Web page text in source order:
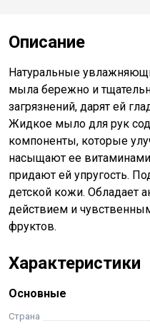
Описание
Натуральные
мыла бережно и
загрязнений, дарят ей
Жидкое мыло для рук
компоненты, которые
насыщают ее
придают ей упругость.
детской кожи. Обладает
действием и
фруктов.
Характеристики
Основные
Страна